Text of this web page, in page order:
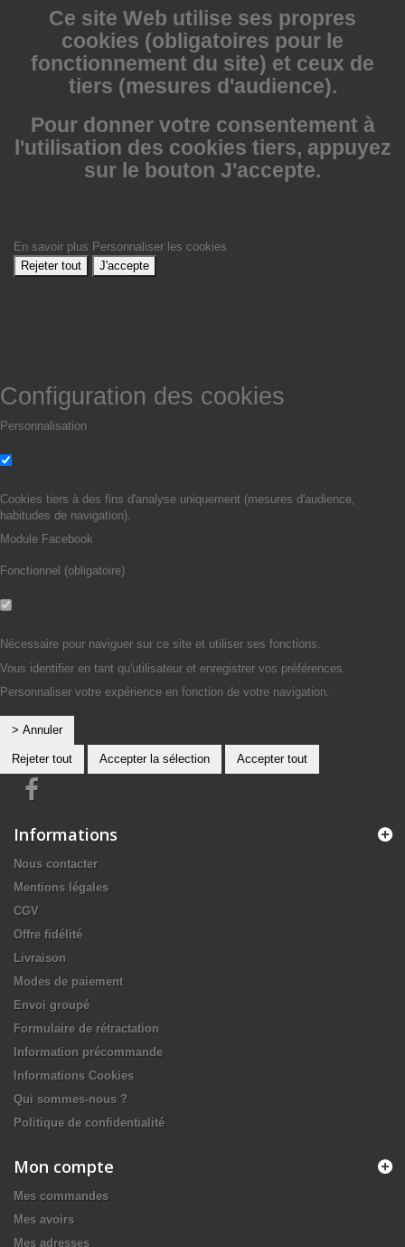
Ce site Web utilise ses propres
cookies (obligatoires pour le
fonctionnement du site) et ceux de
tiers (mesures d'audience).
Pour donner votre consentement à
l'utilisation des cookies tiers, appuyez
sur le bouton J'accepte.
En savoir plus Personnaliser les cookies
Rejeter tout
J'accepte
Configuration des cookies
Personnalisation
Cookies tiers à des fins d'analyse uniquement (mesures d'audience,
habitudes de navigation).
Module Facebook
Fonctionnel (obligatoire)
Nécessaire pour naviguer sur ce site et utiliser ses fonctions.
Vous identifier en tant qu'utilisateur et enregistrer vos préférences.
Personnaliser votre expérience en fonction de votre navigation.
> Annuler
Rejeter tout Accepter la sélection Accepter tout
Informations
Nous contacter
Mentions légales
CGV
Offre fidélité
Livraison
Modes de paiement
Envoi groupé
Formulaire de rétractation
Information précommande
Informations Cookies
Qui sommes-nous ?
Politique de confidentialité
Mon compte
Mes commandes
Mes avoirs
Mes adresses